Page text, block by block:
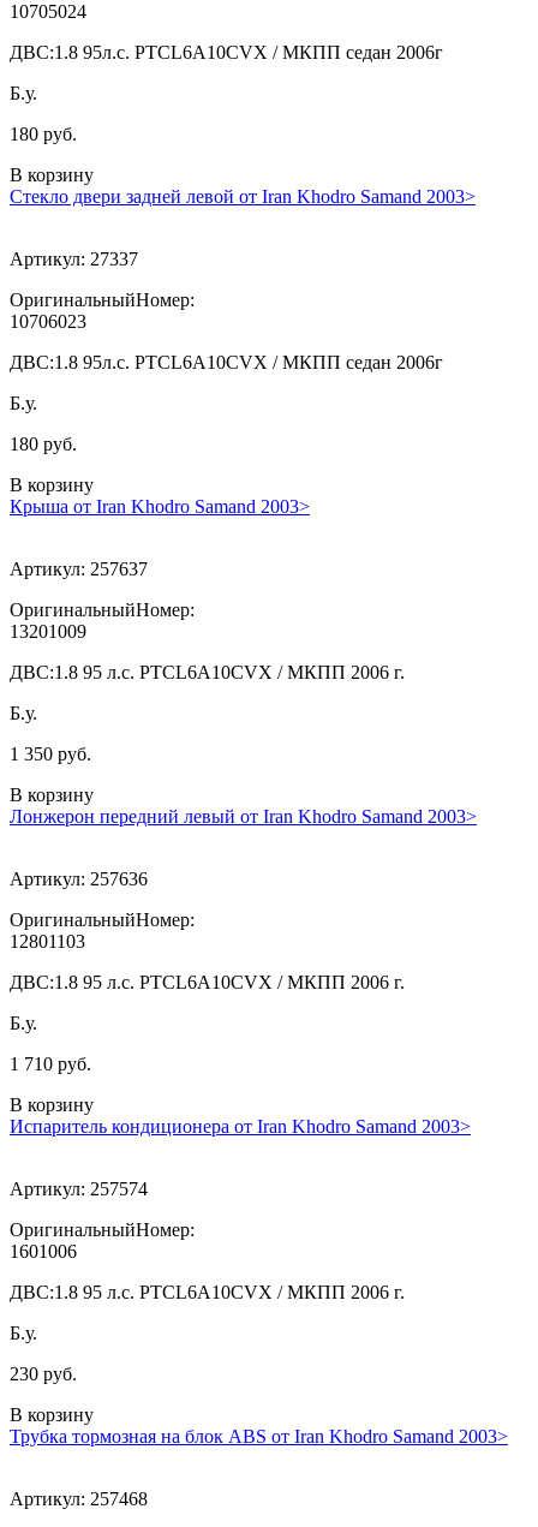
10705024
ДВС:1.8 95л.с. PTCL6A10CVX / МКПП седан 2006г
Б.у.
180 руб.
В корзину
Стекло двери задней левой от Iran Khodro Samand 2003>
Артикул: 27337
ОригинальныйНомер:
10706023
ДВС:1.8 95л.с. PTCL6A10CVX / МКПП седан 2006г
Б.у.
180 руб.
В корзину
Крыша от Iran Khodro Samand 2003>
Артикул: 257637
ОригинальныйНомер:
13201009
ДВС:1.8 95 л.с. PTCL6A10CVX / МКПП 2006 г.
Б.у.
1 350 руб.
В корзину
Лонжерон передний левый от Iran Khodro Samand 2003>
Артикул: 257636
ОригинальныйНомер:
12801103
ДВС:1.8 95 л.с. PTCL6A10CVX / МКПП 2006 г.
Б.у.
1 710 руб.
В корзину
Испаритель кондиционера от Iran Khodro Samand 2003>
Артикул: 257574
ОригинальныйНомер:
1601006
ДВС:1.8 95 л.с. PTCL6A10CVX / МКПП 2006 г.
Б.у.
230 руб.
В корзину
Трубка тормозная на блок ABS от Iran Khodro Samand 2003>
Артикул: 257468